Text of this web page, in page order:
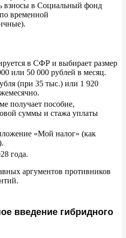
взносы в Социальный фонд
временной
в СФР и выбирает размер
или 50 000 рублей в месяц.
(при 35 тыс.) или 1 920
получает пособие,
суммы и стажа уплаты
«Мой налог» (как
года.
аргументов противников
введение гибридного